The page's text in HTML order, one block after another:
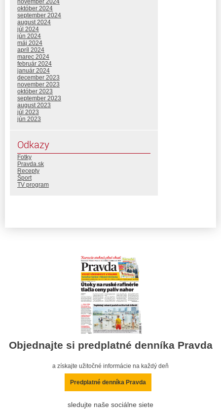
október 2024
september 2024
august 2024
júl 2024
jún 2024
máj 2024
apríl 2024
marec 2024
február 2024
január 2024
december 2023
november 2023
október 2023
september 2023
august 2023
júl 2023
jún 2023
Odkazy
Fotky
Pravda.sk
Recepty
Šport
TV program
Objednajte si predplatné denníka Pravda
a získajte užitočné informácie na každý deň
Predplatné denníka Pravda
sledujte naše sociálne siete